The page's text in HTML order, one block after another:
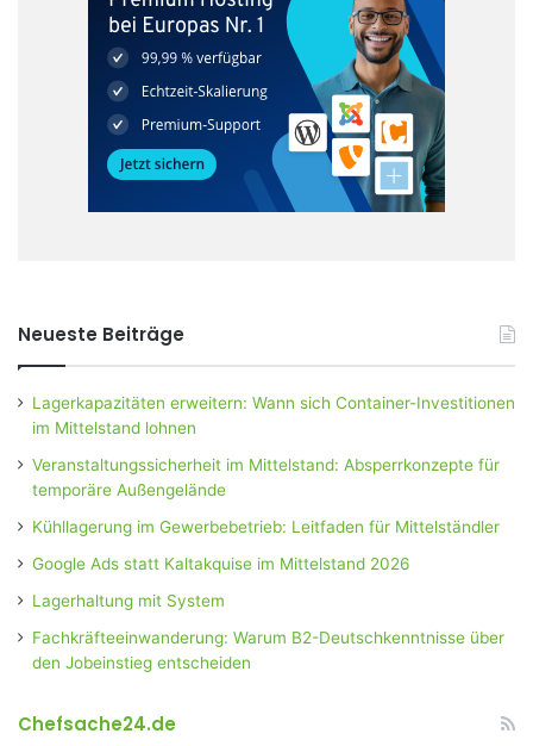
Neueste Beiträge
Lagerkapazitäten erweitern: Wann sich Container-Investitionen
im Mittelstand lohnen
Veranstaltungssicherheit im Mittelstand: Absperrkonzepte für
temporäre Außengelände
Kühllagerung im Gewerbebetrieb: Leitfaden für Mittelständler
Google Ads statt Kaltakquise im Mittelstand 2026
Lagerhaltung mit System
Fachkräfteeinwanderung: Warum B2-Deutschkenntnisse über
den Jobeinstieg entscheiden
Chefsache24.de